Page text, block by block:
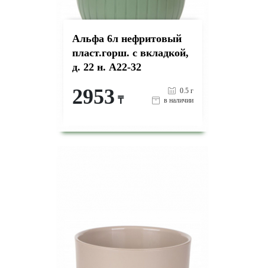
Альфа 6л нефритовый
пласт.горш. с вкладкой,
д. 22 н. А22-32
2953 ₸
0.5 г
в наличии